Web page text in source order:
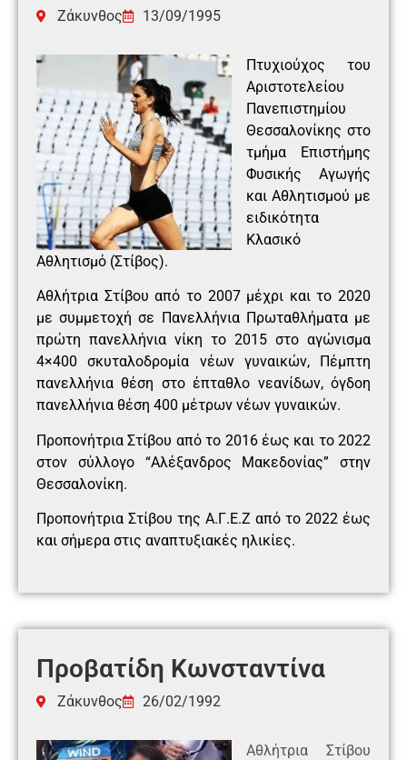
Ζάκυνθος 13/09/1995
Πτυχιούχος του
Αριστοτελείου
Πανεπιστημίου
Θεσσαλονίκης στο
τμήμα Επιστήμης
Φυσικής Αγωγής
και Αθλητισμού με
ειδικότητα
Κλασικό
Αθλητισμό (Στίβος).
Αθλήτρια Στίβου από το 2007 μέχρι και το 2020
με συμμετοχή σε Πανελλήνια Πρωταθλήματα με
πρώτη πανελλήνια νίκη το 2015 στο αγώνισμα
4×400 σκυταλοδρομία νέων γυναικών, Πέμπτη
πανελλήνια θέση στο έπταθλο νεανίδων, όγδοη
πανελλήνια θέση 400 μέτρων νέων γυναικών.
Προπονήτρια Στίβου από το 2016 έως και το 2022
στον σύλλογο “Αλέξανδρος Μακεδονίας” στην
Θεσσαλονίκη.
Προπονήτρια Στίβου της Α.Γ.Ε.Ζ από το 2022 έως
και σήμερα στις αναπτυξιακές ηλικίες.
Προβατίδη Κωνσταντίνα
Ζάκυνθος 26/02/1992
Αθλήτρια Στίβου